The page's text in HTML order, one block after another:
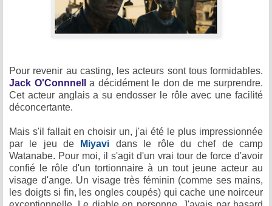
Pour revenir au casting, les acteurs sont tous formidables.
Jack O'Connnell a décidément le don de me surprendre.
Cet acteur anglais a su endosser le rôle avec une facilité
déconcertante.
Mais s'il fallait en choisir un, j'ai été le plus impressionnée
par le jeu de
Miyavi dans le rôle du chef de camp
Watanabe. Pour moi, il s'agit d'un vrai tour de force d'avoir
confié le rôle d'un tortionnaire à un tout jeune acteur au
visage d'ange. Un visage très féminin (comme ses mains,
les doigts si fin, les ongles coupés) qui cache une noirceur